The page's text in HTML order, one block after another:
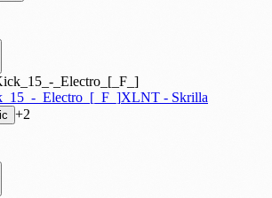
_Electro_[_F_]XLNT - Skrilla
+2